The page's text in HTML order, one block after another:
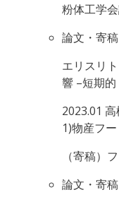
粉体工学
論文・寄稿
エリスリ
響 –短期
2023.01
1)物産フ
（寄稿）
論文・寄稿